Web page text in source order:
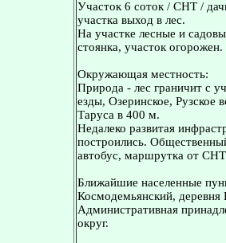
Участок 6 соток / СНТ /
участка выход в лес.
На участке лесные и
стоянка, участок огорожен.
Окружающая местность:
Природа - лес граничит с
езды, Озеринское, Рузское
Таруса в 400 м.
Недалеко развитая
построились.
автобус, маршрутка от
Ближайшие населенные
Космодемьянский, деревня
Административная
округ.